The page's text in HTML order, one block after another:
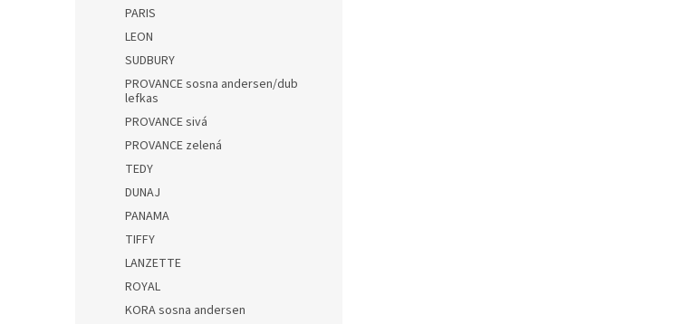
PARIS
LEON
SUDBURY
PROVANCE sosna andersen/dub
lefkas
PROVANCE sivá
PROVANCE zelená
TEDY
DUNAJ
PANAMA
TIFFY
LANZETTE
ROYAL
KORA sosna andersen